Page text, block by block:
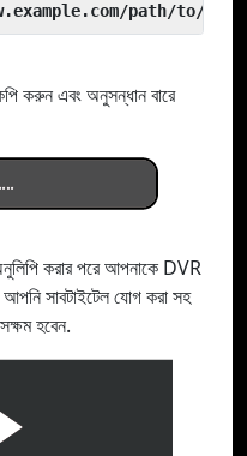
path/to/
করুন এবং অনুসন্ধান বারে
করার পরে আপনাকে DVR
আপনি সাবটাইটেল যোগ করা সহ
হবেন.